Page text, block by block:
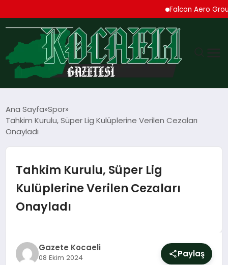
Falcon Aero Group,
TEKNOLOJI
MAGAZIN
YAŞAM
Ana Sayfa Spor
Tahkim Kurulu, Süper Lig Kulüplerine Verilen Cezaları
Onayladı
Tahkim Kurulu, Süper Lig
Kulüplerine Verilen Cezaları
Onayladı
Gazete Kocaeli
08 Ekim 2024 Paylaş